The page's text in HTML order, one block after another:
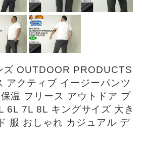
ズ OUTDOOR PRODUCTS
アクティブ イージーパンツ
保温 フリース アウトドア プ
6L 7L 8L キングサイズ 大き
服 おしゃれ カジュアル デ